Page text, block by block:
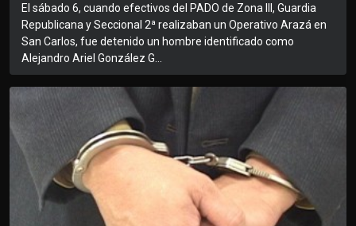
El sábado 6, cuando efectivos del PADO de Zona III, Guardia
Republicana y Seccional 2ª realizaban un Operativo Arazá en
San Carlos, fue detenido un hombre identificado como
Alejandro Ariel González G...